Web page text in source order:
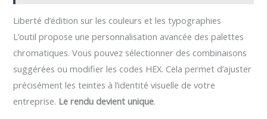
Liberté d’édition sur les couleurs et les typographies
L’outil propose une personnalisation avancée des palettes
chromatiques. Vous pouvez sélectionner des combinaisons
suggérées ou modifier les codes HEX. Cela permet d’ajuster
précisément les teintes à l’identité visuelle de votre
entreprise. Le rendu devient unique.